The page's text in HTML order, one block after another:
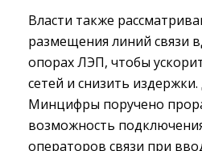
Власти также
размещения линий связи
опорах ЛЭП, чтобы
сетей и снизить
Минцифры поручено
возможность
операторов связи при